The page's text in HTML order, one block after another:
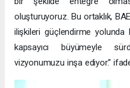
oluşturuyoruz. Bu ortaklık,
ilişkileri güçlendirme
kapsayıcı büyümeyle
vizyonumuzu inşa ediyor.”